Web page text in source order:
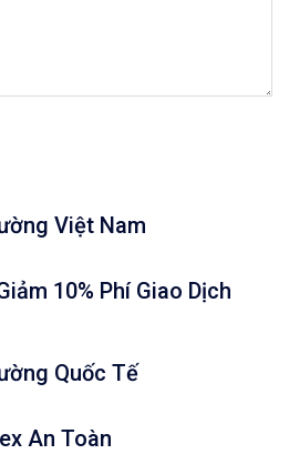
Việt Nam
10% Phí Giao Dịch
Quốc Tế
An Toàn